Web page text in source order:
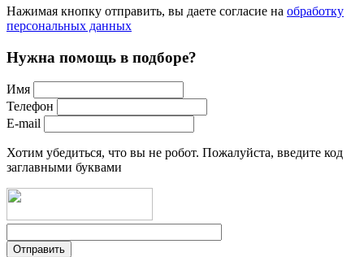
Нажимая кнопку отправить, вы даете согласие на обработку
персональных данных
Нужна помощь в подборе?
Имя
Телефон
E-mail
Хотим убедиться, что вы не робот. Пожалуйста, введите код
заглавными буквами